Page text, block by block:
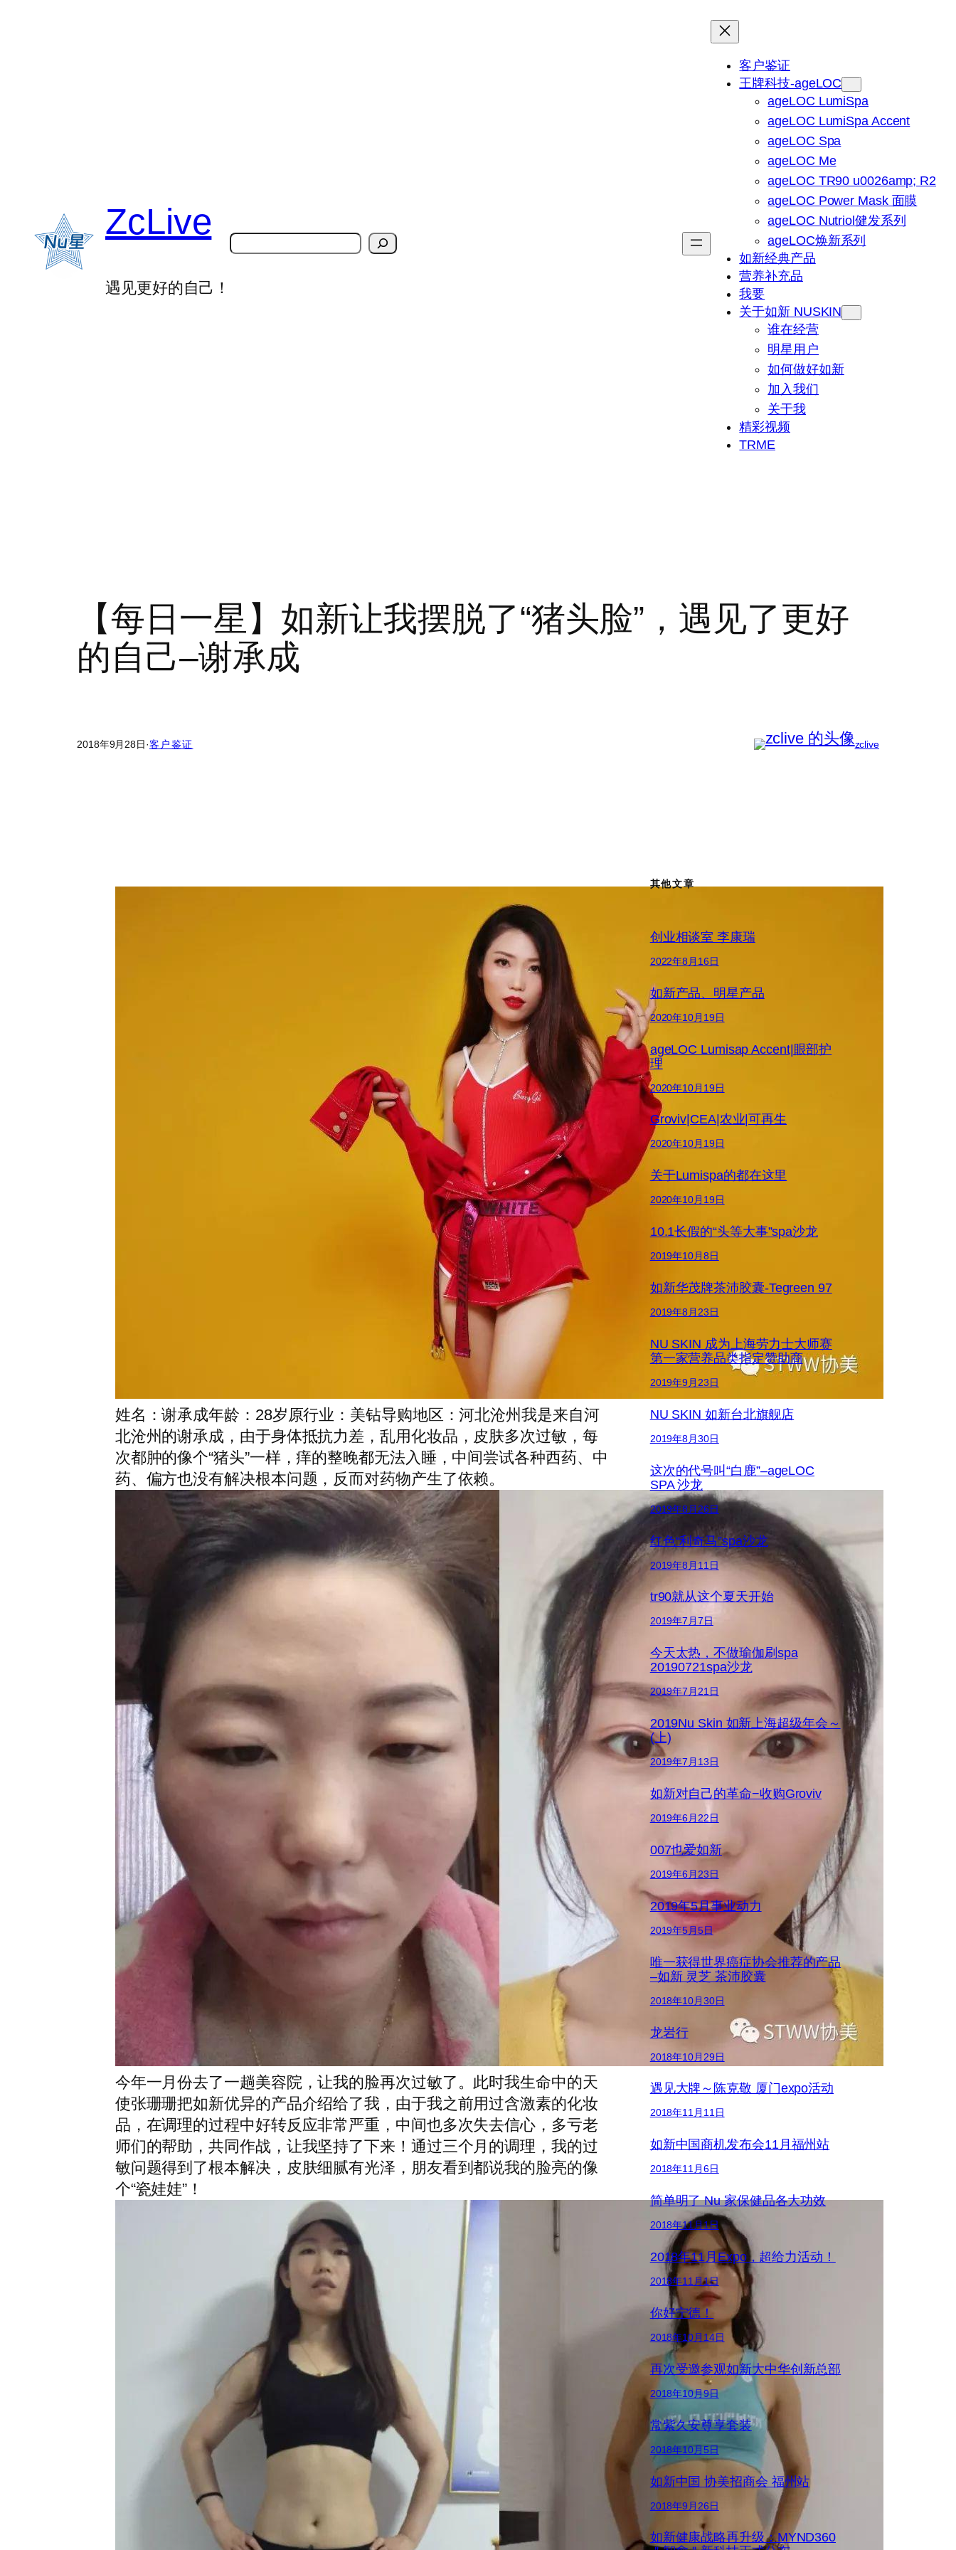
ZcLive
遇见更好的自己！
搜
客户鉴证
王牌科技-ageLOC
ageLOC LumiSpa
ageLOC LumiSpa Accent
ageLOC Spa
ageLOC Me
ageLOC TR90 u0026amp; R2
ageLOC Power Mask 面膜
ageLOC Nutriol健发系列
ageLOC焕新系列
如新经典产品
营养补充品
我要
关于如新 NUSKIN
谁在经营
明星用户
如何做好如新
加入我们
关于我
精彩视频
TRME
【每日一星】如新让我摆脱了“猪头脸”，遇见了更好
的自己–谢承成
2018年9月28日·客户鉴证 zclive
姓名：谢承成年龄：28岁原行业：美钻导购地区：河北沧州我是来自河
北沧州的谢承成，由于身体抵抗力差，乱用化妆品，皮肤多次过敏，每
次都肿的像个“猪头”一样，痒的整晚都无法入睡，中间尝试各种西药、中
药、偏方也没有解决根本问题，反而对药物产生了依赖。
今年一月份去了一趟美容院，让我的脸再次过敏了。此时我生命中的天
使张珊珊把如新优异的产品介绍给了我，由于我之前用过含激素的化妆
品，在调理的过程中好转反应非常严重，中间也多次失去信心，多亏老
师们的帮助，共同作战，让我坚持了下来！通过三个月的调理，我的过
敏问题得到了根本解决，皮肤细腻有光泽，朋友看到都说我的脸亮的像
个“瓷娃娃”！
其他文章
创业相谈室 李康瑞
2022年8月16日
如新产品、明星产品
2020年10月19日
ageLOC Lumisap Accent|眼部护
理
2020年10月19日
Groviv|CEA|农业|可再生
2020年10月19日
关于Lumispa的都在这里
2020年10月19日
10.1长假的“头等大事”spa沙龙
2019年10月8日
如新华茂牌茶沛胶囊-Tegreen 97
2019年8月23日
NU SKIN 成为上海劳力士大师赛
第一家营养品类指定赞助商
2019年9月23日
NU SKIN 如新台北旗舰店
2019年8月30日
这次的代号叫“白鹿”–ageLOC
SPA 沙龙
2019年8月26日
红色“利奇马”spa沙龙
2019年8月11日
tr90就从这个夏天开始
2019年7月7日
今天太热，不做瑜伽刷spa
20190721spa沙龙
2019年7月21日
2019Nu Skin 如新上海超级年会～
(上)
2019年7月13日
如新对自己的革命−收购Groviv
2019年6月22日
007也爱如新
2019年6月23日
2019年5月事业动力
2019年5月5日
唯一获得世界癌症协会推荐的产品
–如新 灵芝 茶沛胶囊
2018年10月30日
龙岩行
2018年10月29日
遇见大牌～陈克敬 厦门expo活动
2018年11月11日
如新中国商机发布会11月福州站
2018年11月6日
简单明了 Nu 家保健品各大功效
2018年11月1日
2018年11月Expo，超给力活动！
2018年11月1日
你好宁德！
2018年10月14日
再次受邀参观如新大中华创新总部
2018年10月9日
常紫久安尊享套装
2018年10月5日
如新中国 协美招商会 福州站
2018年9月26日
如新健康战略再升级：MYND360